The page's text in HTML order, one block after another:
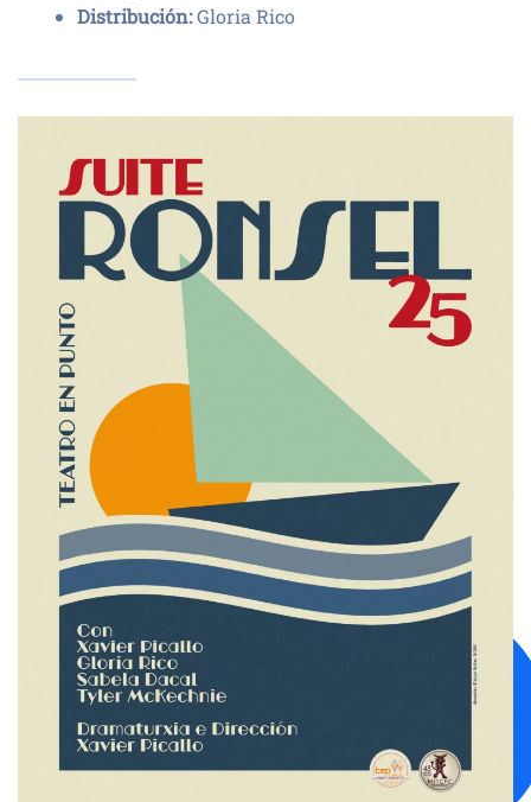
Distribución:Gloria Rico